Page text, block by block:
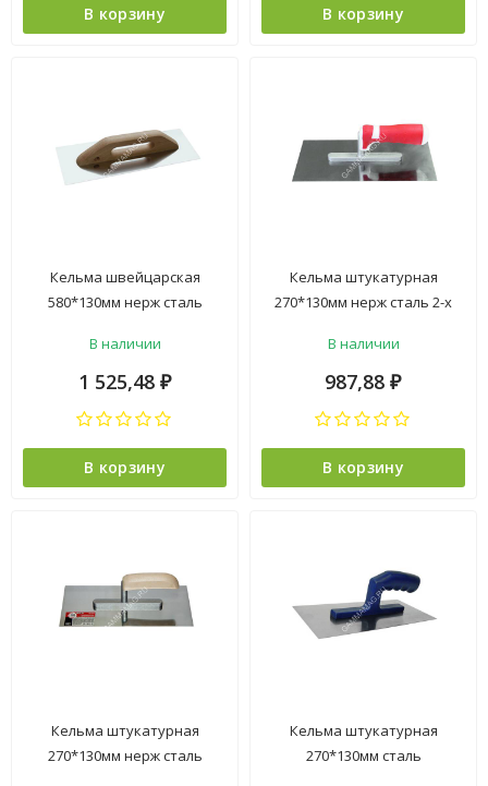
В корзину В корзину
Кельма швейцарская
580*130мм нерж сталь
арт.1403001/1403011 PQT
*1/25
В наличии
1 525,48 ₽
В корзину
Кельма штукатурная
270*130мм нерж сталь 2-х
арт.1401020 PQT *1/40
В наличии
987,88 ₽
В корзину
Кельма штукатурная
270*130мм нерж сталь
Кельма штукатурная
270*130мм сталь